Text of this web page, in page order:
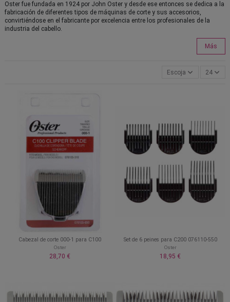
Oster fue fundada en 1924 por John Oster y desde ese entonces se dedica a la
fabricación de diferentes tipos de máquinas de corte y sus accesorios,
convirtiéndose en el fabricante por excelencia entre los profesionales de la
industria del cabello.
Más
Escoja 24
Cabezal de corte 000-1 para C100
Oster
28,70 €
Set de 6 peines para C200 076110-550
Oster
18,95 €